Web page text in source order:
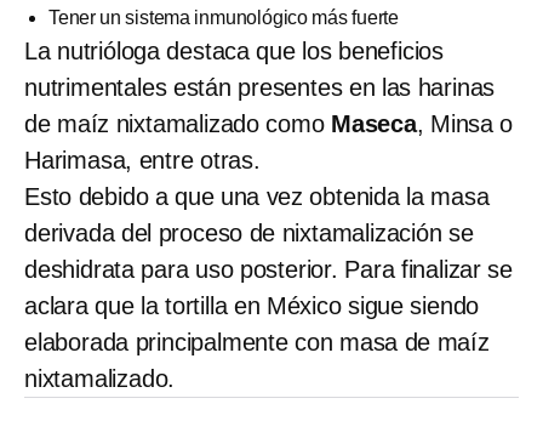
Tener un sistema inmunológico más fuerte
La nutrióloga destaca que los beneficios
nutrimentales están presentes en las harinas
de maíz nixtamalizado como Maseca, Minsa o
Harimasa, entre otras.
Esto debido a que una vez obtenida la masa
derivada del proceso de nixtamalización se
deshidrata para uso posterior. Para finalizar se
aclara que la tortilla en México sigue siendo
elaborada principalmente con masa de maíz
nixtamalizado.